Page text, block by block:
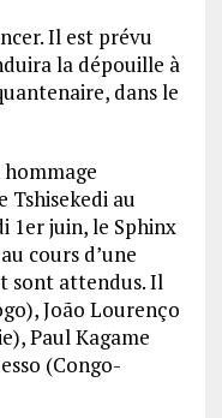
Il est prévu
la dépouille à
dans le
Tshisekedi au
1er juin, le Sphinx
cours d’une
sont attendus. Il
João Lourenço
Paul Kagame
(Congo-